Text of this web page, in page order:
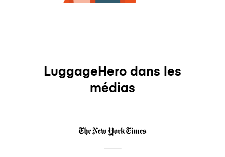
LuggageHero dans les
médias